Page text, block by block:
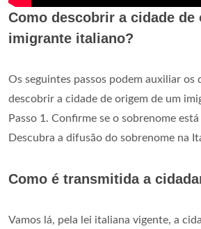
Como descobrir a cidade de
imigrante italiano?
Os seguintes passos podem auxiliar os
descobrir a cidade de origem de um
Passo 1. Confirme se o sobrenome
Descubra a difusão do sobrenome na
Como é transmitida a
Vamos lá, pela lei italiana vigente, a